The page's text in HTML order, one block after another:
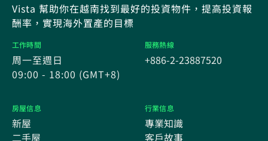
Vista 幫助你在越南找到最好的投資物件，提高投資報
酬率，實現海外置產的目標
工作時間
周一至週日
09:00 - 18:00 (GMT+8)
服務熱線
+886-2-23887520
房屋信息
新屋
二手屋
行業信息
專業知識
客戶故事